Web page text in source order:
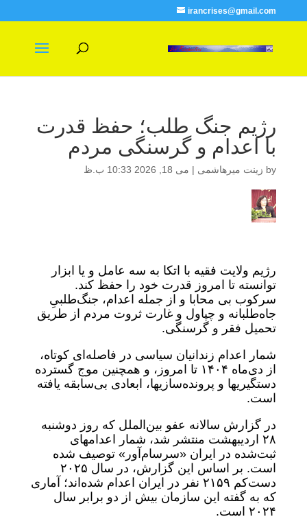
irancrises@gmail.com
رژیم جنگ ‌طلب؛ حفظ قدرت
با اعدام و گرسنگی مردم
by زینت میرهاشمی | می 18, 2026 10:33 ب.ظ
رژیم ولایت فقیه با اتکا به سه عامل و یا ابزار
توانسته تا امروز قدرت خود را حفظ کند.
سرکوب بی محابا و از جمله اعدام، جنگ‌طلبیِ
جاه‌طلبانه و چپاول و غارت ثروت مردم از طریق
تحمیل فقر و گرسنگی.
شمار اعدام زندانیان سیاسی در فاصله‌ای کوتاه،
از دی‌ماه ۱۴۰۴ تا امروز، و همچنین موج گسترده
دستگیریها و پرونده‌سازیها، ابعادی بی‌سابقه یافته
است.
در گزارش سالانه عفو بین‌الملل که روز دوشنبه
۲۸ اردیبهشت منتشر شد، شمار اعدامهای
ثبت‌شده در ایران «سرسام‌آور» توصیف شده
است. بر اساس این گزارش، در سال ۲۰۲۵
دست‌کم ۲۱۵۹ نفر در ایران اعدام شده‌اند؛ آماری
که به گفته این سازمان بیش از دو برابر سال
۲۰۲۴ است.